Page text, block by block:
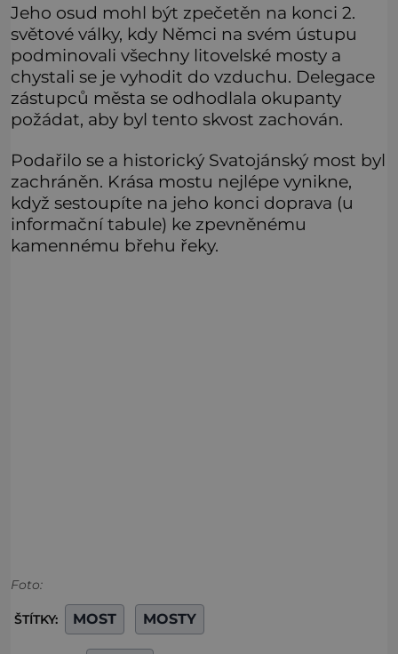
Jeho osud mohl být zpečetěn na konci 2.
světové války, kdy Němci na svém ústupu
podminovali všechny litovelské mosty a
chystali se je vyhodit do vzduchu. Delegace
zástupců města se odhodlala okupanty
požádat, aby byl tento skvost zachován.
Podařilo se a historický Svatojánský most byl
zachráněn. Krása mostu nejlépe vynikne,
když sestoupíte na jeho konci doprava (u
informační tabule) ke zpevněnému
kamennému břehu řeky.
Foto:
ŠTÍTKY: MOST MOSTY